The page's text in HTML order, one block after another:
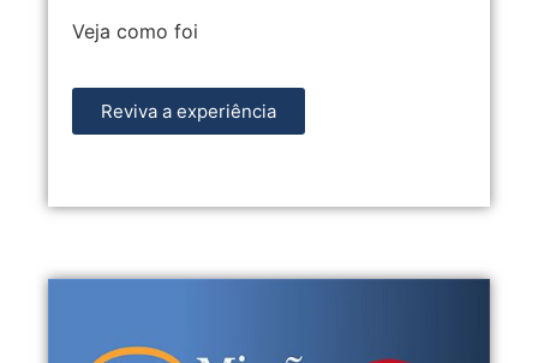
Veja como foi
Reviva a experiência